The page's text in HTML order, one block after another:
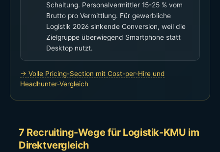
Schaltung. Personalvermittler 15-25 % vom
Brutto pro Vermittlung. Für gewerbliche
Logistik 2026 sinkende Conversion, weil die
Zielgruppe überwiegend Smartphone statt
Desktop nutzt.
→ Volle Pricing-Section mit Cost-per-Hire und
Headhunter-Vergleich
7 Recruiting-Wege für Logistik-KMU im
Direktvergleich